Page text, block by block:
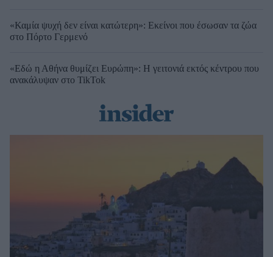
«Καμία ψυχή δεν είναι κατώτερη»: Εκείνοι που έσωσαν τα ζώα
στο Πόρτο Γερμενό
«Εδώ η Αθήνα θυμίζει Ευρώπη»: H γειτονιά εκτός κέντρου που
ανακάλυψαν στο TikTok